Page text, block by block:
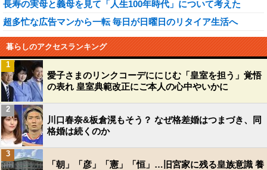
長寿の実母と義母を見て「人生100年時代」について考えた
超多忙な広告マンから一転 毎日が日曜日のリタイア生活へ
暮らしのアクセスランキング
愛子さまのリンクコーデににじむ「皇室を担う」覚悟
の表れ 皇室典範改正にご本人の心中やいかに
1
川口春奈&板倉滉もそう？ なぜ格差婚はつまづき、同
格婚は続くのか
2
「朝」「彦」「憲」「恒」…旧宮家に残る皇族意識 養
3